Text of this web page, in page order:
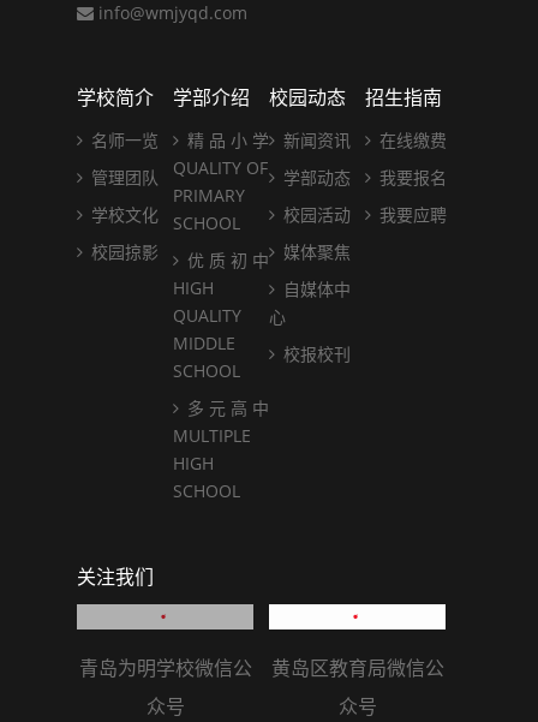
info@wmjyqd.com
学校简介
名师一览
管理团队
学校文化
校园掠影
学部介绍
精 品 小 学
QUALITY OF
PRIMARY
SCHOOL
优 质 初 中
HIGH
QUALITY
MIDDLE
SCHOOL
多 元 高 中
MULTIPLE
HIGH
SCHOOL
校园动态
新闻资讯
学部动态
校园活动
媒体聚焦
自媒体中
心
校报校刊
招生指南
在线缴费
我要报名
我要应聘
关注我们
青岛为明学校微信公
众号
黄岛区教育局微信公
众号